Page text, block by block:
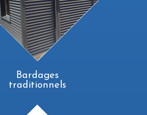
Bardages
traditionnels